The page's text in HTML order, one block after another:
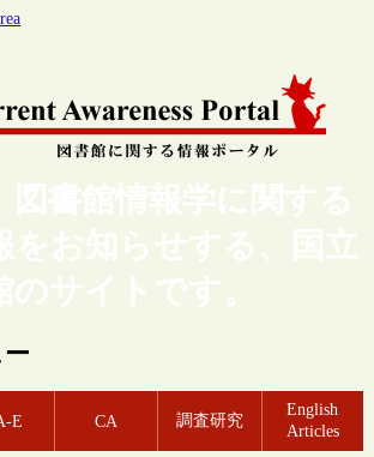
図書館情報学に関する
をお知らせする、国立
のサイトです。
E CA 調査研究
English
Articles